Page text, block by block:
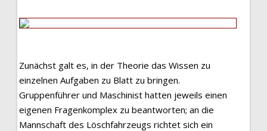
Zunächst galt es, in der Theorie das Wissen zu
einzelnen Aufgaben zu Blatt zu bringen.
Gruppenführer und Maschinist hatten jeweils einen
eigenen Fragenkomplex zu beantworten; an die
Mannschaft des Löschfahrzeugs richtet sich ein